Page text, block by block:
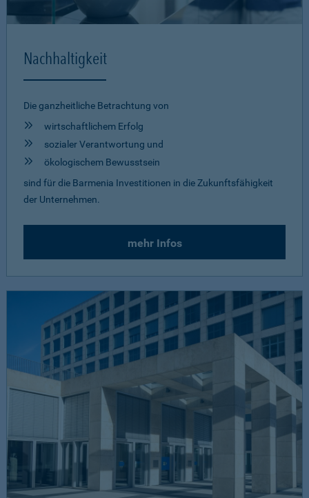
Nachhaltigkeit
Die ganzheitliche Betrachtung von
wirtschaftlichem Erfolg
sozialer Verantwortung und
ökologischem Bewusstsein
sind für die Barmenia Investitionen in die Zukunftsfähigkeit
der Unternehmen.
mehr Infos